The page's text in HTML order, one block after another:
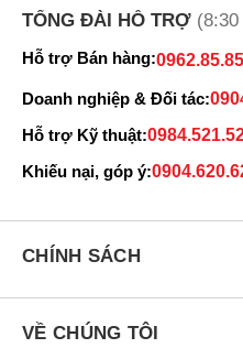
Nâng cấp với mặt lưng liền
TỔNG ĐÀI HỖ TRỢ
Hỗ trợ Bán hàng:
Doanh nghiệp & Đối tác:
Hỗ trợ Kỹ thuật:
Khiếu nại, góp ý:
CHÍNH SÁCH
VỀ CHÚNG TÔI